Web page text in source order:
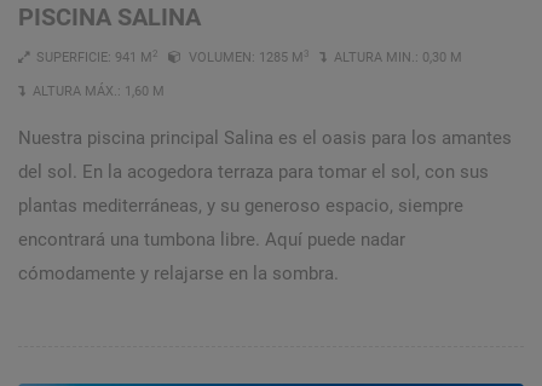
PISCINA SALINA
SUPERFICIE: 941 M 2 VOLUMEN: 1285 M 3 ALTURA MIN.: 0,30 M
ALTURA MÁX.: 1,60 M
Nuestra piscina principal Salina es el oasis para los amantes
del sol. En la acogedora terraza para tomar el sol, con sus
plantas mediterráneas, y su generoso espacio, siempre
encontrará una tumbona libre. Aquí puede nadar
cómodamente y relajarse en la sombra.